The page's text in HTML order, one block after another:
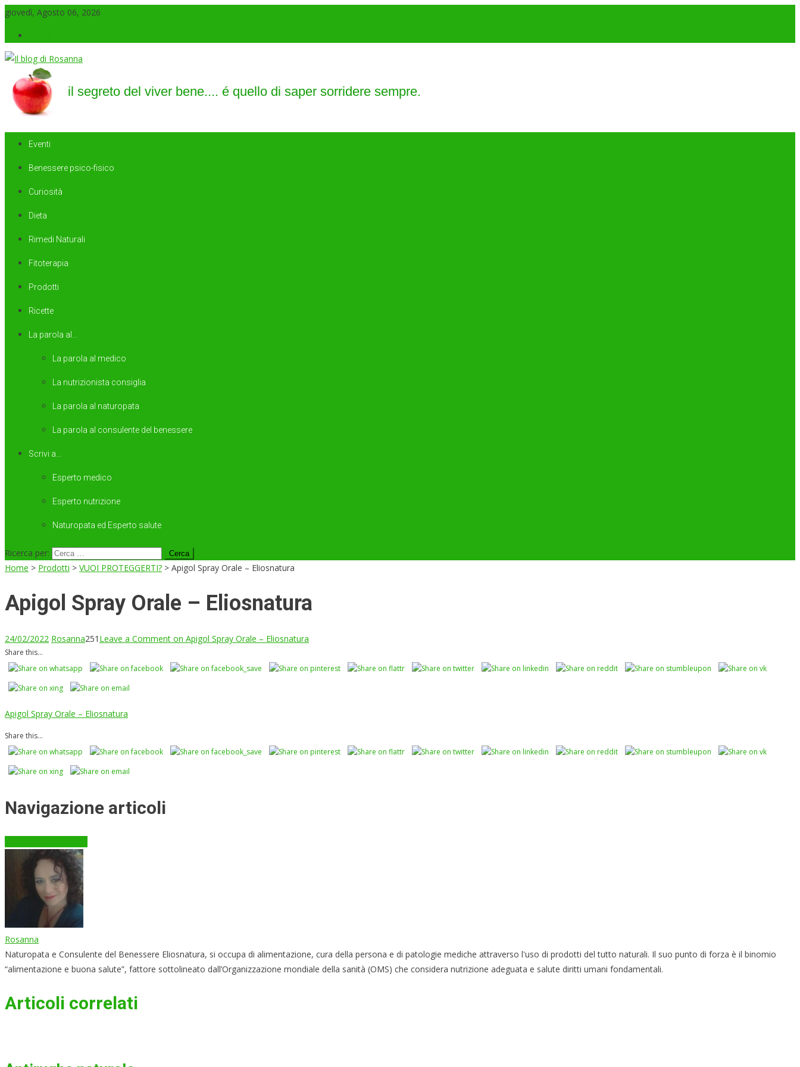
giovedì, Agosto 06, 2026
Il blog di Rosanna
il segreto del viver bene…. é quello di saper sorridere sempre
Eventi
Benessere psico-fisico
Curiosità
Dieta
Rimedi Naturali
Fitoterapia
Prodotti
Ricette
La parola al…
La parola al medico
La nutrizionista consiglia
La parola al naturopata
La parola al consulente del benessere
Scrivi a…
Esperto medico
Esperto nutrizione
Naturopata ed Esperto salute
Ricerca per:
Home > Prodotti > VUOI PROTEGGERTI? > Apigol Spray Orale – Eliosnatura
Apigol Spray Orale – Eliosnatura
24/02/2022 Rosanna251 Leave a Comment on Apigol Spray Orale – Eliosnatura
Share this...
Apigol Spray Orale – Eliosnatura
Share this...
Navigazione articoli
Rosanna
Naturopata e Consulente del Benessere Eliosnatura, si occupa di alimentazione, cura della persona e di patologie mediche attraverso l'uso di prodotti del tutto naturali. Il suo punto di forza è il binomio
“alimentazione e buona salute”, fattore sottolineato dall’Organizzazione mondiale della sanità (OMS) che considera nutrizione adeguata e salute diritti umani fondamentali.
Articoli correlati